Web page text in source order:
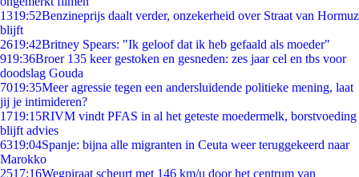
1319:52Benzineprijs daalt verder, onzekerheid over Straat van Hormuz
blijft
2619:42Britney Spears: "Ik geloof dat ik heb gefaald als moeder"
919:36Broer 135 keer gestoken en gesneden: zes jaar cel en tbs voor
doodslag Gouda
7019:35Meer agressie tegen een andersluidende politieke mening, laat
jij je intimideren?
1719:15RIVM vindt PFAS in al het geteste moedermelk, borstvoeding
blijft advies
6319:04Spanje: bijna alle migranten in Ceuta weer teruggekeerd naar
Marokko
2517:16Wegpiraat scheurt met 146 km/u door het centrum van